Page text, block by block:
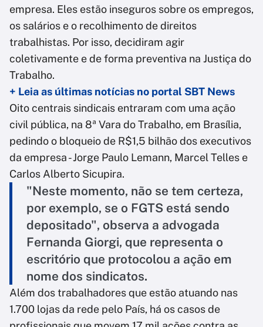
empresa. Eles estão inseguros sobre os empregos,
os salários e o recolhimento de direitos
trabalhistas. Por isso, decidiram agir
coletivamente e de forma preventiva na Justiça do
Trabalho.
+ Leia as últimas notícias no portal SBT News
Oito centrais sindicais entraram com uma ação
civil pública, na 8ª Vara do Trabalho, em Brasília,
pedindo o bloqueio de R$1,5 bilhão dos executivos
da empresa - Jorge Paulo Lemann, Marcel Telles e
Carlos Alberto Sicupira.
"Neste momento, não se tem certeza,
por exemplo, se o FGTS está sendo
depositado", observa a advogada
Fernanda Giorgi, que representa o
escritório que protocolou a ação em
nome dos sindicatos.
Além dos trabalhadores que estão atuando nas
1.700 lojas da rede pelo País, há os casos de